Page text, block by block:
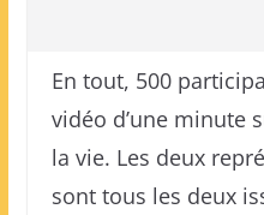
En tout, 500
vidéo d’une minute
la vie. Les deux
sont tous les deux